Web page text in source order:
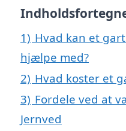
1) Hvad kan et
hjælpe med?
2) Hvad koster et
3) Fordele ved at
Jernved